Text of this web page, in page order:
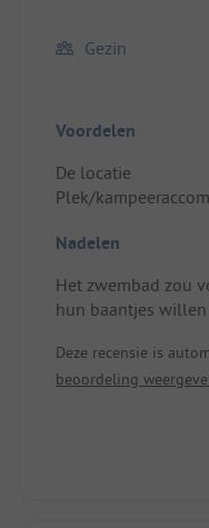
Gezin
Voordelen
De locatie
Plek/
van de receptie.
Nadelen
Het zwembad zou
hun baantjes
Deze recensie is
beoordeling